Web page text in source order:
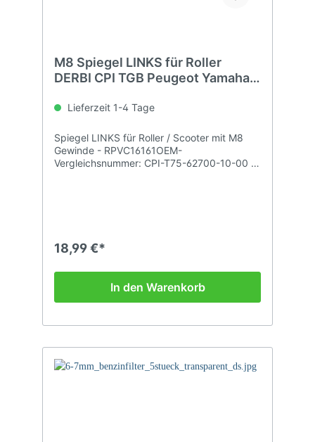
M8 Spiegel LINKS für Roller
DERBI CPI TGB Peugeot Yamaha
Lieferzeit 1-4 Tage
Spiegel LINKS für Roller / Scooter mit M8
Gewinde - RPVC16161OEM-
Vergleichsnummer: CPI-T75-62700-10-00 /
18,99 €*
In den Warenkorb